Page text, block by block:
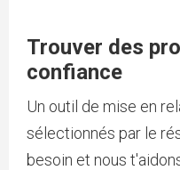
Trouver des
confiance
Un outil de mise en
sélectionnés par le
besoin et nous